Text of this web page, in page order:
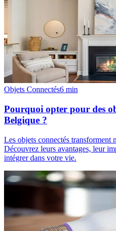
Objets Connectés6 min
Pourquoi opter pour des
Belgique ?
Les objets connectés transforment
Découvrez leurs avantages, leur
intégrer dans votre vie.